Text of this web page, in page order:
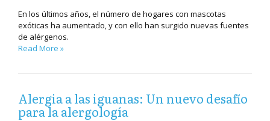
En los últimos años, el número de hogares con mascotas
exóticas ha aumentado, y con ello han surgido nuevas fuentes
de alérgenos.
Read More »
Alergia a las iguanas: Un nuevo desafío
para la alergología